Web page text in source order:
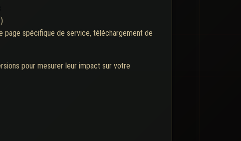
spécifique de service, téléchargement de
pour mesurer leur impact sur votre